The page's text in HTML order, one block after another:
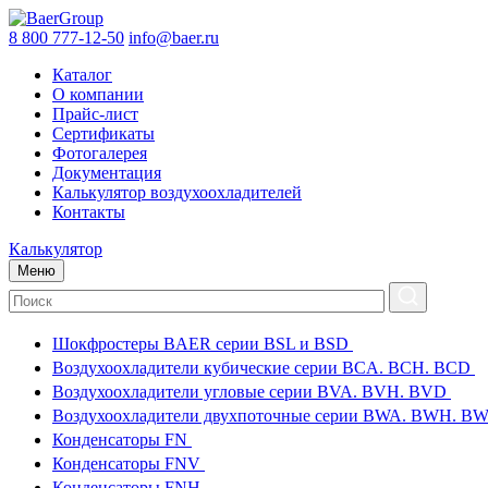
8 800 777-12-50 info@baer.ru
Каталог
О компании
Прайс-лист
Сертификаты
Фотогалерея
Документация
Калькулятор воздухоохладителей
Контакты
Калькулятор
Меню
Шокфростеры BAER серии BSL и BSD
Воздухоохладители кубические серии BCA. BCH. BCD
Воздухоохладители угловые серии BVA. BVH. BVD
Воздухоохладители двухпоточные серии BWA. BWH.
Конденсаторы FN
Конденсаторы FNV